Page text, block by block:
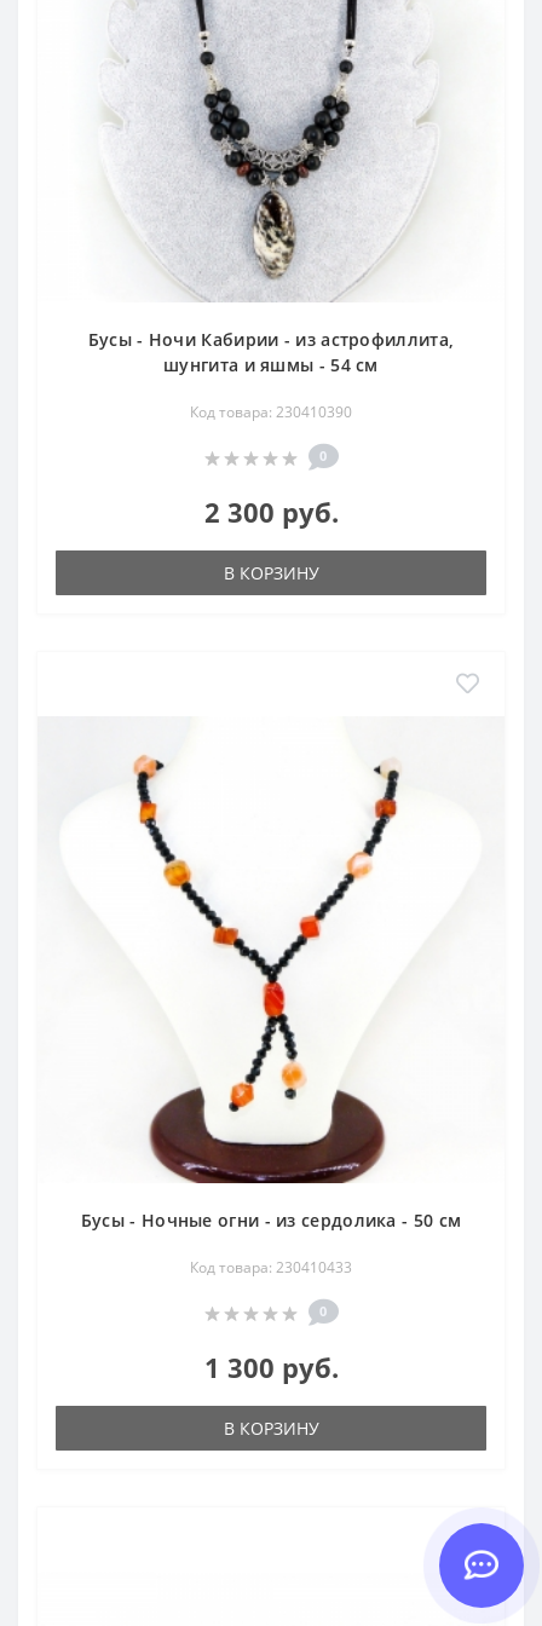
Бусы - Ночи Кабирии - из астрофиллита,
шунгита и яшмы - 54 см
Код товара: 230410390
0
2 300 руб.
В КОРЗИНУ
Бусы - Ночные огни - из сердолика - 50 см
Код товара: 230410433
0
1 300 руб.
В КОРЗИНУ